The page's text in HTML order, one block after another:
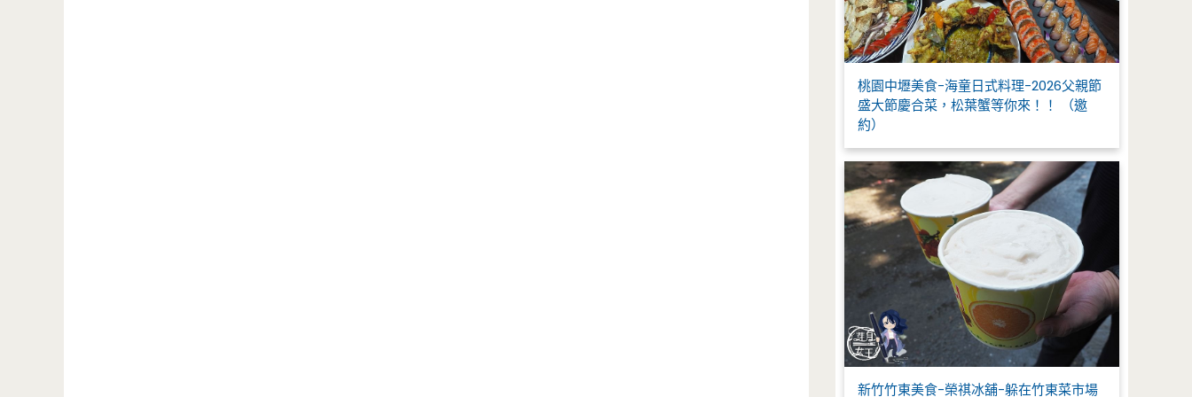
桃園中壢美食-海童日式料理-2026父親節
盛大節慶合菜，松葉蟹等你來！！ （邀
約）
新竹竹東美食-榮祺冰舖-躲在竹東菜市場